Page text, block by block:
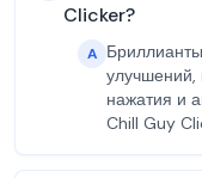
Clicker?
A
улучшений,
нажатия и
Chill Guy